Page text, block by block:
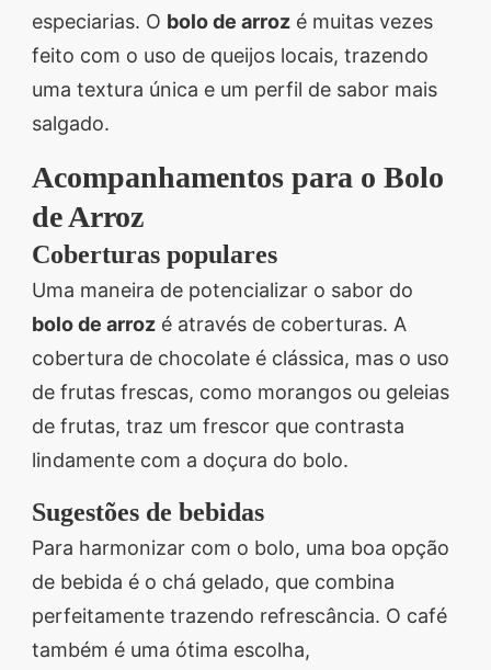
especiarias. O bolo de arroz é muitas vezes
feito com o uso de queijos locais, trazendo
uma textura única e um perfil de sabor mais
salgado.
Acompanhamentos para o Bolo
de Arroz
Coberturas populares
Uma maneira de potencializar o sabor do
bolo de arroz é através de coberturas. A
cobertura de chocolate é clássica, mas o uso
de frutas frescas, como morangos ou geleias
de frutas, traz um frescor que contrasta
lindamente com a doçura do bolo.
Sugestões de bebidas
Para harmonizar com o bolo, uma boa opção
de bebida é o chá gelado, que combina
perfeitamente trazendo refrescância. O café
também é uma ótima escolha,